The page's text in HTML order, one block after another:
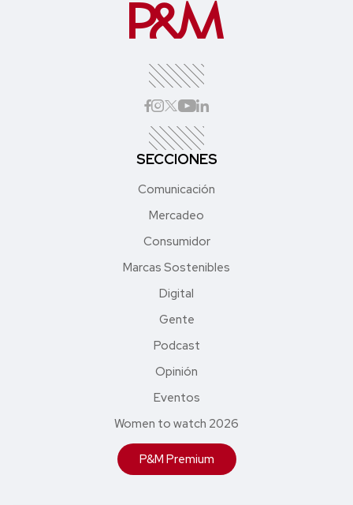
SECCIONES
Comunicación
Mercadeo
Consumidor
Marcas Sostenibles
Digital
Gente
Podcast
Opinión
Eventos
Women to watch 2026
P&M Premium